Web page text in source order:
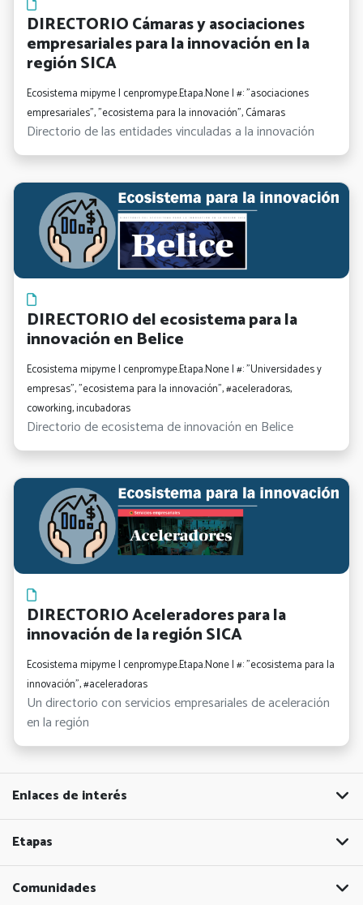
DIRECTORIO Cámaras y asociaciones
empresariales para la innovación en la
región SICA
Ecosistema mipyme | cenpromype.Etapa.None | #: "asociaciones
empresariales", "ecosistema para la innovación", Cámaras
Directorio de las entidades vinculadas a la innovación
DIRECTORIO del ecosistema para la
innovación en Belice
Ecosistema mipyme | cenpromype.Etapa.None | #: "Universidades y
empresas", "ecosistema para la innovación", #aceleradoras,
coworking, incubadoras
Directorio de ecosistema de innovación en Belice
DIRECTORIO Aceleradores para la
innovación de la región SICA
Ecosistema mipyme | cenpromype.Etapa.None | #: "ecosistema para la
innovación", #aceleradoras
Un directorio con servicios empresariales de aceleración
en la región
Enlaces de interés
Etapas
Comunidades